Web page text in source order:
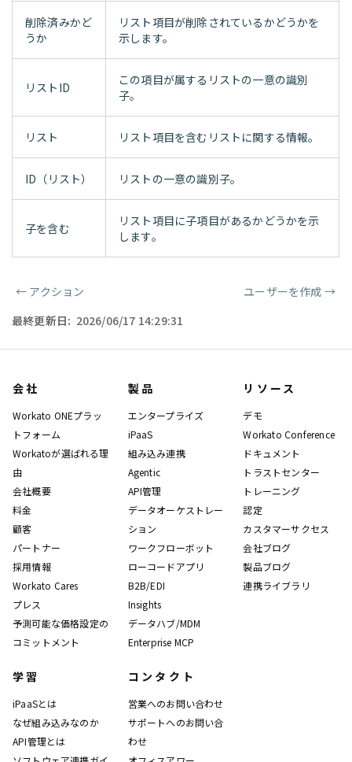
削除済みかど
うか
リスト項目が削除されているかどうかを
示します。
リストID
この項目が属するリストの一意の識別
子。
リスト リスト項目を含むリストに関する情報。
ID（リスト） リストの一意の識別子。
子を含む
リスト項目に子項目があるかどうかを示
します。
ページャー
← アクション ユーザーを作成 →
最終更新日: 2026/06/17 14:29:31
会社
Workato ONEプラッ
トフォーム
Workatoが選ばれる理
由
会社概要
料金
顧客
パートナー
採用情報
Workato Cares
プレス
予測可能な価格設定の
コミットメント
製品
エンタープライズ
iPaaS
組み込み連携
Agentic
API管理
データオーケストレー
ション
ワークフローボット
ローコードアプリ
B2B/EDI
Insights
データハブ/MDM
Enterprise MCP
リソース
デモ
Workato Conference
ドキュメント
トラストセンター
トレーニング
認定
カスタマーサクセス
会社ブログ
製品ブログ
連携ライブラリ
学習
iPaaSとは
なぜ組み込みなのか
API管理とは
コンタクト
営業へのお問い合わせ
サポートへのお問い合
わせ